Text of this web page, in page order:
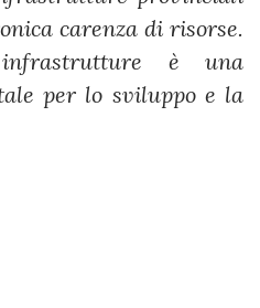
carenza di risorse.
è una
per lo sviluppo e la